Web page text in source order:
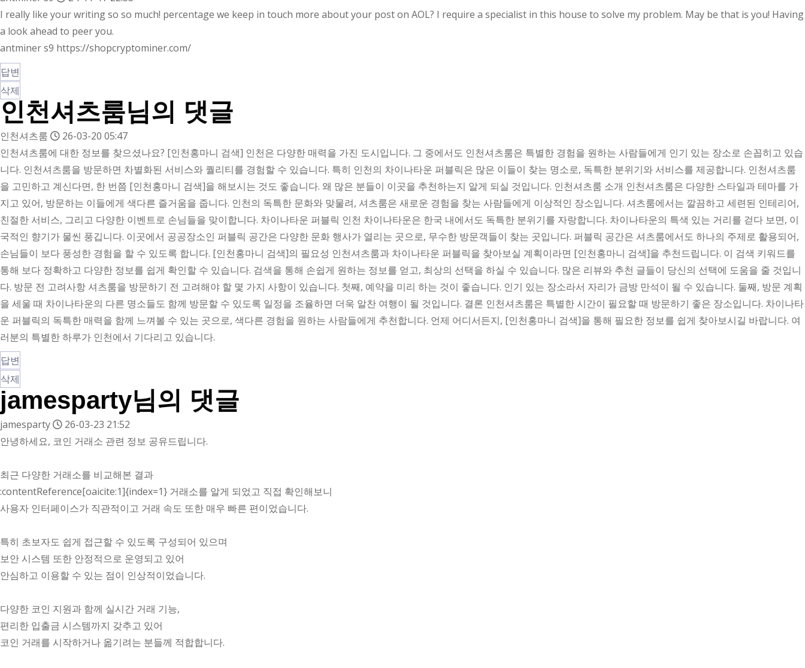
I really like your writing so so much! percentage we keep in touch more about your post on AOL? I require a specialist in this house to solve my problem. May be that is you! Having
a look ahead to peer you.
antminer s9 https://shopcryptominer.com/
답변
삭제
인천셔츠룸님의 댓글
인천셔츠룸
26-03-20 05:47
인천셔츠룸에 대한 정보를 찾으셨나요? [인천홍마니 검색] 인천은 다양한 매력을 가진 도시입니다. 그 중에서도 인천셔츠룸은 특별한 경험을 원하는 사람들에게 인기 있는 장소로 손꼽히고 있습
니다. 인천셔츠룸을 방문하면 차별화된 서비스와 퀄리티를 경험할 수 있습니다. 특히 인천의 차이나타운 퍼블릭은 많은 이들이 찾는 명소로, 독특한 분위기와 서비스를 제공합니다. 인천셔츠룸
을 고민하고 계신다면, 한 번쯤 [인천홍마니 검색]을 해보시는 것도 좋습니다. 왜 많은 분들이 이곳을 추천하는지 알게 되실 것입니다. 인천셔츠룸 소개 인천셔츠룸은 다양한 스타일과 테마를 가
지고 있어, 방문하는 이들에게 색다른 즐거움을 줍니다. 인천의 독특한 문화와 맞물려, 셔츠룸은 새로운 경험을 찾는 사람들에게 이상적인 장소입니다. 셔츠룸에서는 깔끔하고 세련된 인테리어,
친절한 서비스, 그리고 다양한 이벤트로 손님들을 맞이합니다. 차이나타운 퍼블릭 인천 차이나타운은 한국 내에서도 독특한 분위기를 자랑합니다. 차이나타운의 특색 있는 거리를 걷다 보면, 이
국적인 향기가 물씬 풍깁니다. 이곳에서 공공장소인 퍼블릭 공간은 다양한 문화 행사가 열리는 곳으로, 무수한 방문객들이 찾는 곳입니다. 퍼블릭 공간은 셔츠룸에서도 하나의 주제로 활용되어,
손님들이 보다 풍성한 경험을 할 수 있도록 합니다. [인천홍마니 검색]의 필요성 인천셔츠룸과 차이나타운 퍼블릭을 찾아보실 계획이라면 [인천홍마니 검색]을 추천드립니다. 이 검색 키워드를
통해 보다 정확하고 다양한 정보를 쉽게 확인할 수 있습니다. 검색을 통해 손쉽게 원하는 정보를 얻고, 최상의 선택을 하실 수 있습니다. 많은 리뷰와 추천 글들이 당신의 선택에 도움을 줄 것입니
다. 방문 전 고려사항 셔츠룸을 방문하기 전 고려해야 할 몇 가지 사항이 있습니다. 첫째, 예약을 미리 하는 것이 좋습니다. 인기 있는 장소라서 자리가 금방 만석이 될 수 있습니다. 둘째, 방문 계획
을 세울 때 차이나타운의 다른 명소들도 함께 방문할 수 있도록 일정을 조율하면 더욱 알찬 여행이 될 것입니다. 결론 인천셔츠룸은 특별한 시간이 필요할 때 방문하기 좋은 장소입니다. 차이나타
운 퍼블릭의 독특한 매력을 함께 느껴볼 수 있는 곳으로, 색다른 경험을 원하는 사람들에게 추천합니다. 언제 어디서든지, [인천홍마니 검색]을 통해 필요한 정보를 쉽게 찾아보시길 바랍니다. 여
러분의 특별한 하루가 인천에서 기다리고 있습니다.
답변
삭제
jamesparty님의 댓글
jamesparty
26-03-23 21:52
안녕하세요, 코인 거래소 관련 정보 공유드립니다.
최근 다양한 거래소를 비교해본 결과
:contentReference[oaicite:1]{index=1} 거래소를 알게 되었고 직접 확인해보니
사용자 인터페이스가 직관적이고 거래 속도 또한 매우 빠른 편이었습니다.
특히 초보자도 쉽게 접근할 수 있도록 구성되어 있으며
보안 시스템 또한 안정적으로 운영되고 있어
안심하고 이용할 수 있는 점이 인상적이었습니다.
다양한 코인 지원과 함께 실시간 거래 기능,
편리한 입출금 시스템까지 갖추고 있어
코인 거래를 시작하거나 옮기려는 분들께 적합합니다.